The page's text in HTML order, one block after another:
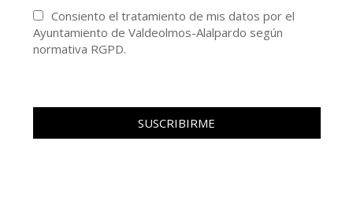
Consiento el tratamiento de mis datos por el
Ayuntamiento de Valdeolmos-Alalpardo según
normativa RGPD.